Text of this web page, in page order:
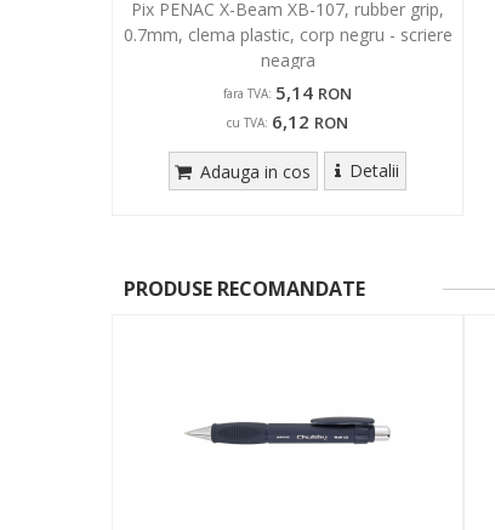
Pix PENAC X-Beam XB-107, rubber grip,
0.7mm, clema plastic, corp negru - scriere
neagra
fara TVA: 5,14 RON
cu TVA: 6,12 RON
Adauga in cos Detalii
PRODUSE RECOMANDATE